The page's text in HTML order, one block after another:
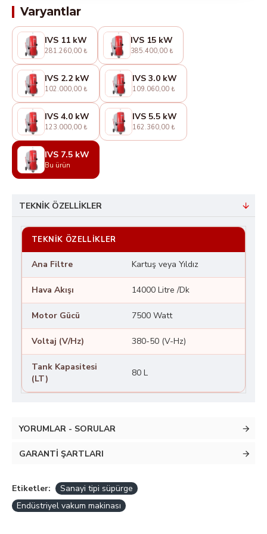
Varyantlar
IVS 11 kW
281.260,00 ₺
IVS 15 kW
385.400,00 ₺
IVS 2.2 kW
102.000,00 ₺
IVS 3.0 kW
109.060,00 ₺
IVS 4.0 kW
123.000,00 ₺
IVS 5.5 kW
162.360,00 ₺
IVS 7.5 kW
Bu ürün
TEKNIK ÖZELLIKLER
TEKNIK ÖZELLIKLER
Ana Filtre Kartuş veya Yıldız
Hava Akışı 14000 Litre /Dk
Motor Gücü 7500 Watt
Voltaj (V/Hz) 380-50 (V-Hz)
Tank Kapasitesi
(LT)
80 L
YORUMLAR - SORULAR
GARANTI ŞARTLARI
Etiketler:
Sanayi tipi süpürge
Endüstriyel vakum makinası